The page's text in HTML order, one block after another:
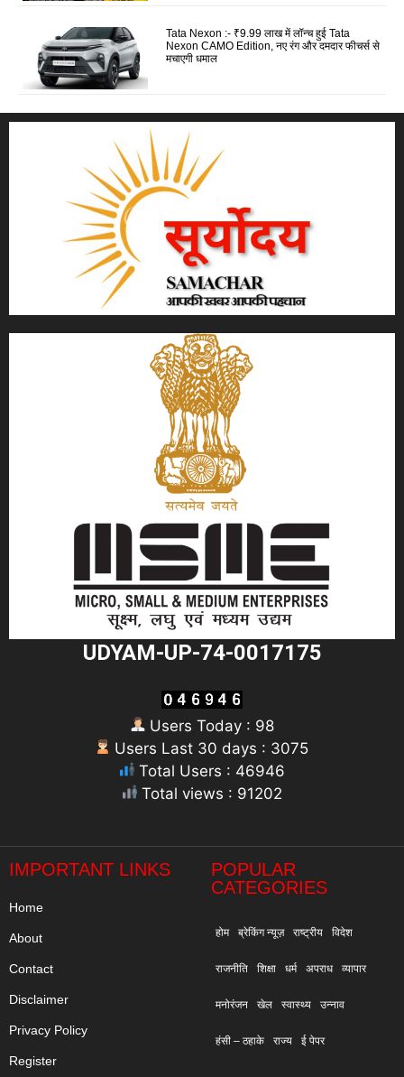
Tata Nexon :- ₹9.99 लाख में लॉन्च हुई Tata
Nexon CAMO Edition, नए रंग और दमदार फीचर्स से
मचाएगी धमाल
UDYAM-UP-74-0017175
Users Today : 98
Users Last 30 days : 3075
Total Users : 46946
Total views : 91202
IMPORTANT LINKS
Home
About
Contact
Disclaimer
Privacy Policy
Register
POPULAR
CATEGORIES
होम ब्रेकिंग न्यूज़ राष्ट्रीय विदेश
राजनीति शिक्षा धर्म अपराध व्यापार
मनोरंजन खेल स्वास्थ्य उन्नाव
हंसी – ठहाके राज्य ई पेपर